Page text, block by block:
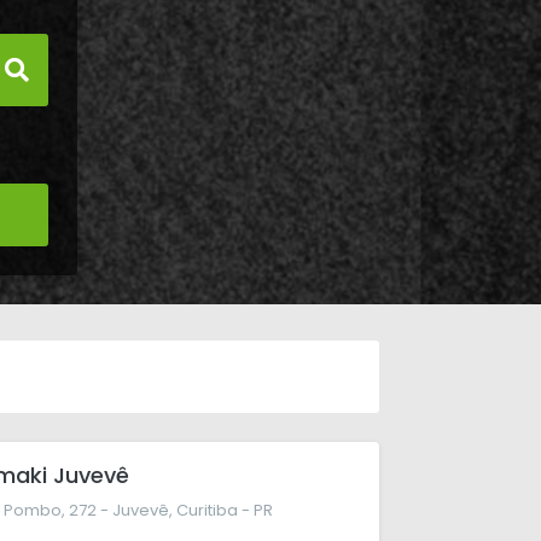
Juvevê
272 - Juvevê, Curitiba - PR